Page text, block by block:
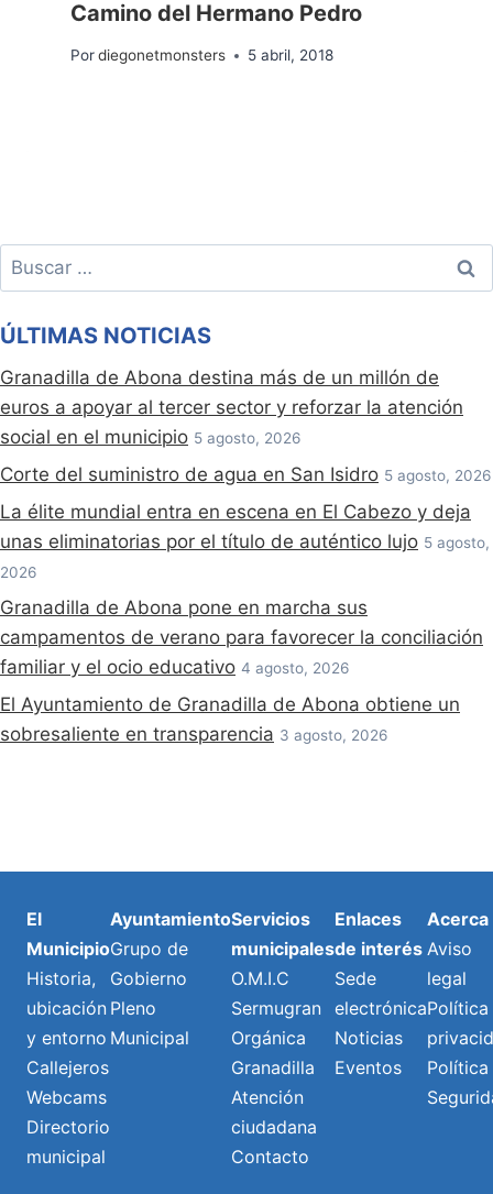
Camino del Hermano Pedro
Pordiegonetmonsters 5 abril, 2018
Buscar:
ÚLTIMAS NOTICIAS
Granadilla de Abona destina más de un millón de
euros a apoyar al tercer sector y reforzar la atención
social en el municipio 5 agosto, 2026
Corte del suministro de agua en San Isidro 5 agosto, 2026
La élite mundial entra en escena en El Cabezo y deja
unas eliminatorias por el título de auténtico lujo 5 agosto,
2026
Granadilla de Abona pone en marcha sus
campamentos de verano para favorecer la conciliación
familiar y el ocio educativo 4 agosto, 2026
El Ayuntamiento de Granadilla de Abona obtiene un
sobresaliente en transparencia 3 agosto, 2026
El
Municipio
Historia,
ubicación
y entorno
Callejeros
Webcams
Directorio
municipal
Ayuntamiento
Grupo de
Gobierno
Pleno
Municipal
Servicios
municipales
O.M.I.C
Sermugran
Orgánica
Granadilla
Atención
ciudadana
Contacto
Enlaces
de interés
Sede
electrónica
Noticias
Eventos
Acerca
Aviso
legal
Política
Política